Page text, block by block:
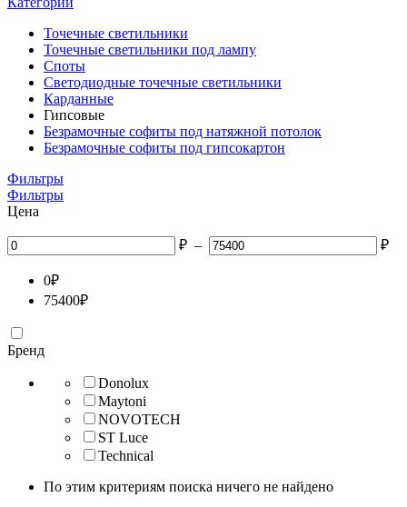
Точечные светильники
Точечные светильники под лампу
Споты
Светодиодные точечные светильники
Карданные
Гипсовые
Безрамочные софиты под натяжной потолок
Безрамочные софиты под гипсокартон
Фильтры
Фильтры
Цена
₽ – ₽
0₽
75400₽
Бренд
Donolux
Maytoni
NOVOTECH
ST Luce
Technical
По этим критериям поиска ничего не найдено